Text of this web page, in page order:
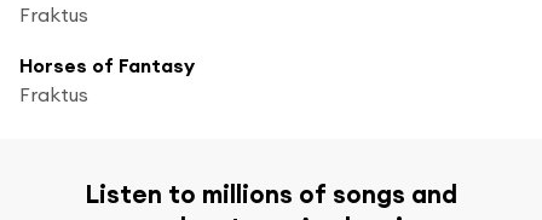
Fraktus
Horses of Fantasy
Fraktus
Listen to millions of songs and